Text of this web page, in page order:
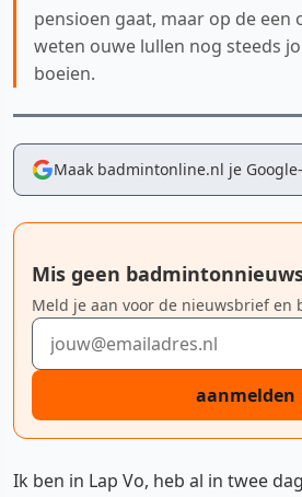
pensioen gaat, maar op de een
weten ouwe lullen nog steeds
boeien.
Maak badmintonline.nl je
Mis geen
Meld je aan voor de nieuwsbrief en
E-mailadres
aanmelden
Ik ben in Lap Vo, heb al in twee